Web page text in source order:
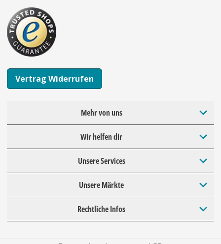
Vertrag Widerrufen
Mehr von uns
Wir helfen dir
Unsere Services
Unsere Märkte
Rechtliche Infos